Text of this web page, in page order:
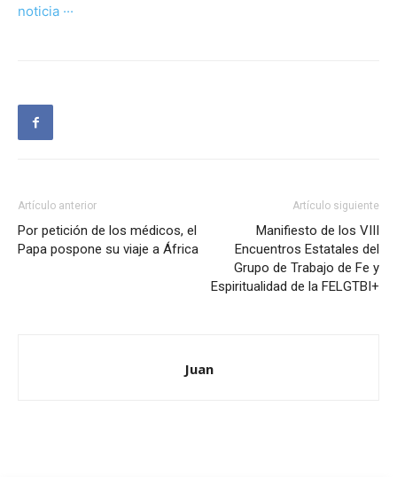
noticia ···
Artículo anterior
Por petición de los médicos, el
Papa pospone su viaje a África
Artículo siguiente
Manifiesto de los VIII
Encuentros Estatales del
Grupo de Trabajo de Fe y
Espiritualidad de la FELGTBI+
Juan